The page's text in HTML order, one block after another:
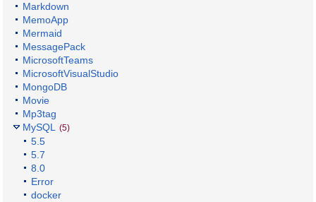
Markdown
MemoApp
Mermaid
MessagePack
MicrosoftTeams
MicrosoftVisualStudio
MongoDB
Movie
Mp3tag
MySQL (5)
5.5
5.7
8.0
Error
docker